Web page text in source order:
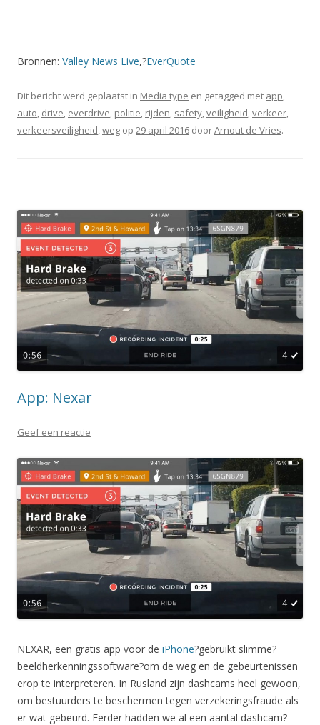
Bronnen: Valley News Live,?EverQuote
Dit bericht werd geplaatst in Media type en getagged met app,
auto, drive, everdrive, politie, rijden, safety,veiligheid,verkeer,
verkeersveiligheid,weg op 29 april 2016 doorArnout de Vries.
App: Nexar
Geef een reactie
NEXAR, een gratis app voor de iPhone?gebruikt slimme?
beeldherkenningssoftware?om de weg en de gebeurtenissen
erop te interpreteren. In Rusland zijn dashcams heel gewoon,
om bestuurders te beschermen tegen verzekeringsfraude als
er wat gebeurd. Eerder hadden we al een aantal dashcam?